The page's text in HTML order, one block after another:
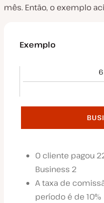
mês. Então, o exemplo
Exemplo
O cliente pagou
Business 2
A taxa de
período é de 10%